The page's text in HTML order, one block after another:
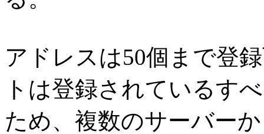
アドレスは50個まで登
トは登録されているす
ため、複数のサーバー